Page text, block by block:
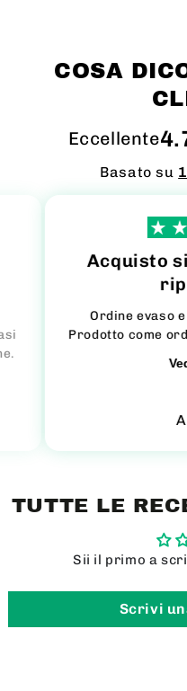
COSA
Eccellente
Basato su
Acquisto
Ordine evaso
Prodotto come
TUTTE LE
Sii il primo a
Scrivi